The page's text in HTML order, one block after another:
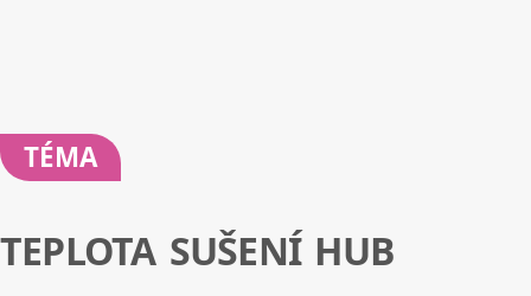
TÉMA
TEPLOTA SUŠENÍ HUB